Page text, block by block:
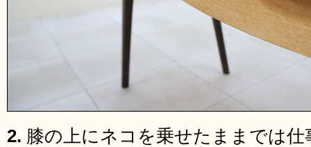
2. 膝の上にネコを乗せたままでは